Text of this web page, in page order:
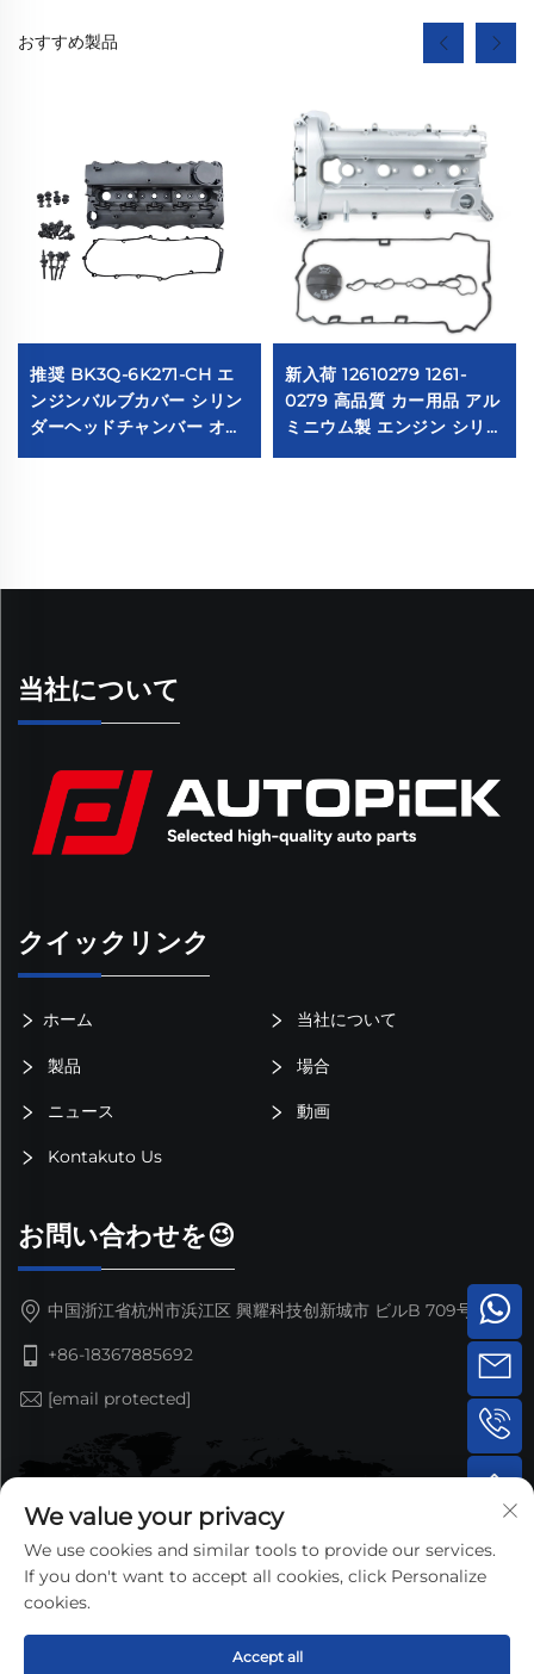
おすすめ製品
推奨 BK3Q-6K271-CH エ
ンジンバルブカバー シリン
ダーヘッドチャンバー オー
新入荷 12610279 1261-
0279 高品質 カー用品 アル
ミニウム製 エンジン シリン
当社について
クイックリンク
ホーム 当社について
製品 場合
ニュース 動画
Kontakuto Us
お問い合わせを😉
中国浙江省杭州市浜江区 興耀科技创新城市 ビルB 709号室
+86-18367885692
[email protected]
We value your privacy
We use cookies and similar tools to provide our services.
If you don't want to accept all cookies, click Personalize
cookies.
Accept all